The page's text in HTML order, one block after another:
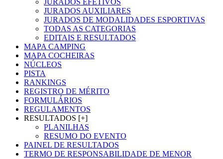
JURADOS EFETIVOS
JURADOS AUXILIARES
JURADOS DE MODALIDADES ESPORTIVAS
TODAS AS CATEGORIAS
EDITAIS E RESULTADOS
MAPA CAMPING
MAPA COCHEIRAS
NÚCLEOS
PISTA
RANKINGS
REGISTRO DE MÉRITO
FORMULÁRIOS
REGULAMENTOS
RESULTADOS [+]
PLANILHAS
RESUMO DO EVENTO
PAINEL DE RESULTADOS
TERMO DE RESPONSABILIDADE DE MENOR